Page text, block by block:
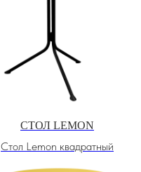
СТОЛ LEMON
Стол Lemon квадратный